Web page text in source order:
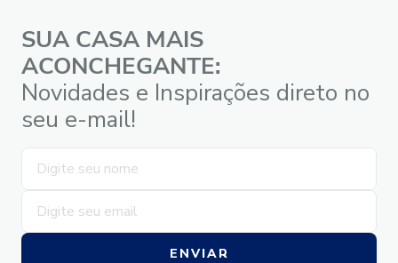
SUA CASA MAIS
ACONCHEGANTE:
Novidades e Inspirações direto no
seu e-mail!
ENVIAR